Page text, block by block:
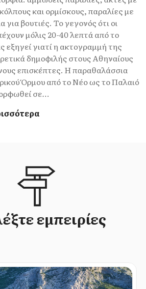
και ορμίσκους, παραλίες με
για βουτιές. Το γεγονός ότι οι
μόλις 20-40 λεπτά από το
εξηγεί γιατί η ακτογραμμή της
δημοφιλής στους Αθηναίους
επισκέπτες. Η παραθαλάσσια
Όρμου από το Νέο ως το Παλαιό
σε...
εμπειρίες